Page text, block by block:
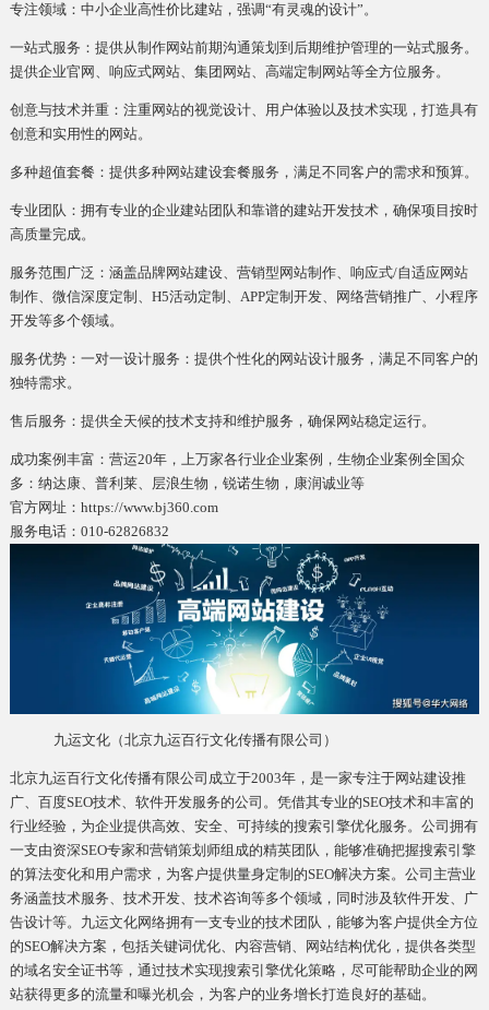
专注领域：中小企业高性价比建站，强调“有灵魂的设计”。
一站式服务：提供从制作网站前期沟通策划到后期维护管理的一站式服务。
提供企业官网、响应式网站、集团网站、高端定制网站等全方位服务。
创意与技术并重：注重网站的视觉设计、用户体验以及技术实现，打造具有
创意和实用性的网站。
多种超值套餐：提供多种网站建设套餐服务，满足不同客户的需求和预算。
专业团队：拥有专业的企业建站团队和靠谱的建站开发技术，确保项目按时
高质量完成。
服务范围广泛：涵盖品牌网站建设、营销型网站制作、响应式/自适应网站
制作、微信深度定制、H5活动定制、APP定制开发、网络营销推广、小程序
开发等多个领域。
服务优势：一对一设计服务：提供个性化的网站设计服务，满足不同客户的
独特需求。
售后服务：提供全天候的技术支持和维护服务，确保网站稳定运行。
成功案例丰富：营运20年，上万家各行业企业案例，生物企业案例全国众
多：纳达康、普利莱、层浪生物，锐诺生物，康润诚业等
官方网址：https://www.bj360.com
服务电话：010-62826832
九运文化（北京九运百行文化传播有限公司）
北京九运百行文化传播有限公司成立于2003年，是一家专注于网站建设推
广、百度SEO技术、软件开发服务的公司。凭借其专业的SEO技术和丰富的
行业经验，为企业提供高效、安全、可持续的搜索引擎优化服务。公司拥有
一支由资深SEO专家和营销策划师组成的精英团队，能够准确把握搜索引擎
的算法变化和用户需求，为客户提供量身定制的SEO解决方案。公司主营业
务涵盖技术服务、技术开发、技术咨询等多个领域，同时涉及软件开发、广
告设计等。九运文化网络拥有一支专业的技术团队，能够为客户提供全方位
的SEO解决方案，包括关键词优化、内容营销、网站结构优化，提供各类型
的域名安全证书等，通过技术实现搜索引擎优化策略，尽可能帮助企业的网
站获得更多的流量和曝光机会，为客户的业务增长打造良好的基础。